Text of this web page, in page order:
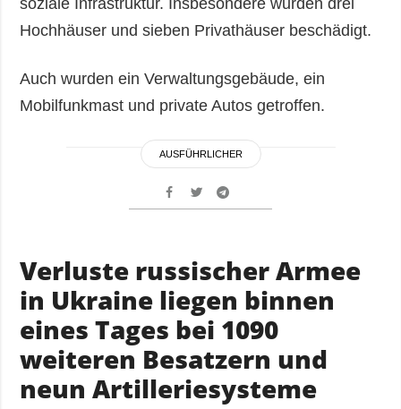
Hochhäuser und sieben Privathäuser beschädigt.
Auch wurden ein Verwaltungsgebäude, ein
Mobilfunkmast und private Autos getroffen.
AUSFÜHRLICHER
Verluste russischer Armee
in Ukraine liegen binnen
eines Tages bei 1090
weiteren Besatzern und
neun Artilleriesysteme